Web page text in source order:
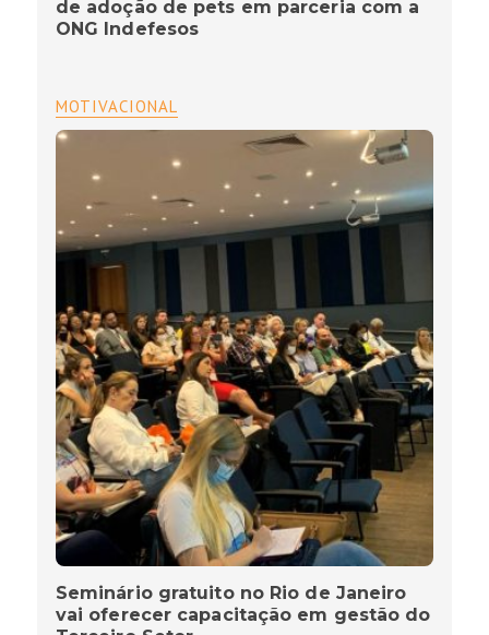
de adoção de pets em parceria com a
ONG Indefesos
MOTIVACIONAL
Seminário gratuito no Rio de Janeiro
vai oferecer capacitação em gestão do